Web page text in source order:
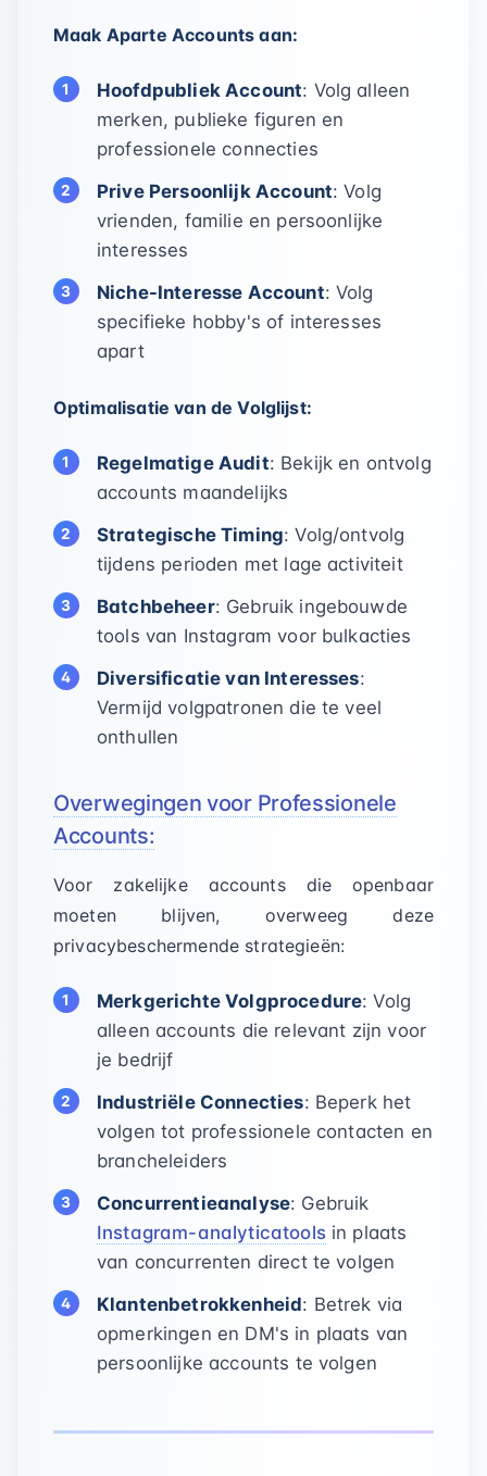
Maak Aparte Accounts aan:
Hoofdpubliek Account: Volg alleen
merken, publieke figuren en
professionele connecties
Prive Persoonlijk Account: Volg
vrienden, familie en persoonlijke
interesses
Niche-Interesse Account: Volg
specifieke hobby's of interesses
apart
Optimalisatie van de Volglijst:
Regelmatige Audit: Bekijk en ontvolg
accounts maandelijks
Strategische Timing: Volg/ontvolg
tijdens perioden met lage activiteit
Batchbeheer: Gebruik ingebouwde
tools van Instagram voor bulkacties
Diversificatie van Interesses:
Vermijd volgpatronen die te veel
onthullen
Overwegingen voor Professionele
Accounts:
Voor zakelijke accounts die openbaar
moeten blijven, overweeg deze
privacybeschermende strategieën:
Merkgerichte Volgprocedure: Volg
alleen accounts die relevant zijn voor
je bedrijf
Industriële Connecties: Beperk het
volgen tot professionele contacten en
brancheleiders
Concurrentieanalyse: Gebruik
Instagram-analyticatoolsin plaats
van concurrenten direct te volgen
Klantenbetrokkenheid: Betrek via
opmerkingen en DM's in plaats van
persoonlijke accounts te volgen